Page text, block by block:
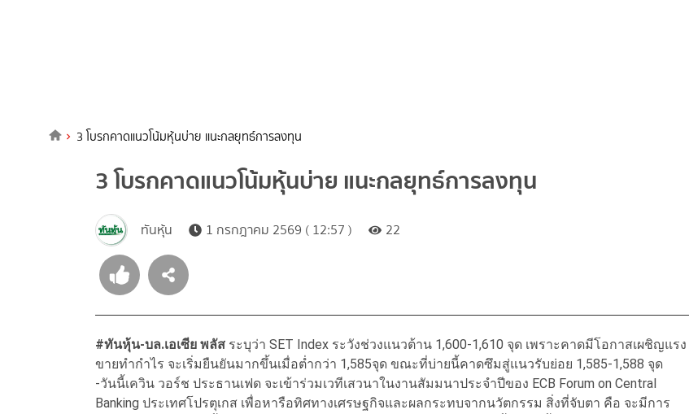
3 โบรกคาดแนวโน้มหุ้นบ่าย แนะกลยุทธ์การลงทุน
3 โบรกคาดแนวโน้มหุ้นบ่าย แนะกลยุทธ์การลงทุน
ทันหุ้น 1 กรกฎาคม 2569 ( 12:57 ) 22
#ทันหุ้น-บล.เอเซีย พลัส ระบุว่า SET Index ระวังช่วงแนวต้าน 1,600-1,610 จุด เพราะคาดมีโอกาสเผชิญแรง
ขายทำกำไร จะเริ่มยืนยันมากขึ้นเมื่อต่ำกว่า 1,585จุด ขณะที่บ่ายนี้คาดซึมสู่แนวรับย่อย 1,585-1,588 จุด
-วันนี้เควิน วอร์ช ประธานเฟด จะเข้าร่วมเวทีเสวนาในงานสัมมนาประจำปีของ ECB Forum on Central
Banking ประเทศโปรตุเกส เพื่อหารือทิศทางเศรษฐกิจและผลกระทบจากนวัตกรรม สิ่งที่จับตา คือ จะมีการ